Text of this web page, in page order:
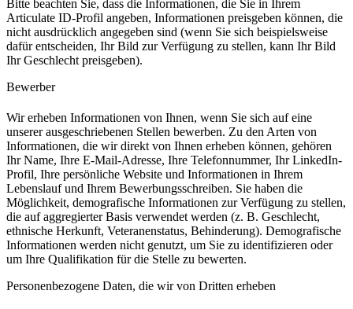
Bitte beachten Sie, dass die Informationen, die Sie in Ihrem
Articulate ID-Profil angeben, Informationen preisgeben können, die
nicht ausdrücklich angegeben sind (wenn Sie sich beispielsweise
dafür entscheiden, Ihr Bild zur Verfügung zu stellen, kann Ihr Bild
Ihr Geschlecht preisgeben).
Bewerber
Wir erheben Informationen von Ihnen, wenn Sie sich auf eine
unserer ausgeschriebenen Stellen bewerben. Zu den Arten von
Informationen, die wir direkt von Ihnen erheben können, gehören
Ihr Name, Ihre E-Mail-Adresse, Ihre Telefonnummer, Ihr LinkedIn-
Profil, Ihre persönliche Website und Informationen in Ihrem
Lebenslauf und Ihrem Bewerbungsschreiben. Sie haben die
Möglichkeit, demografische Informationen zur Verfügung zu stellen,
die auf aggregierter Basis verwendet werden (z. B. Geschlecht,
ethnische Herkunft, Veteranenstatus, Behinderung). Demografische
Informationen werden nicht genutzt, um Sie zu identifizieren oder
um Ihre Qualifikation für die Stelle zu bewerten.
Personenbezogene Daten, die wir von Dritten erheben